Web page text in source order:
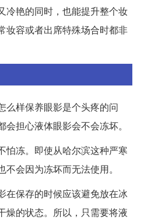
冷艳的同时，也能提升整个妆
妆容或者出席特殊场合时都非
么样保养眼影是个头疼的问
担心液体眼影会不会冻坏。
怕冻。即使从哈尔滨这种严寒
会因为冻坏而无法使用。
在保存的时候应该避免放在冰
燥的状态。所以，只需要将液